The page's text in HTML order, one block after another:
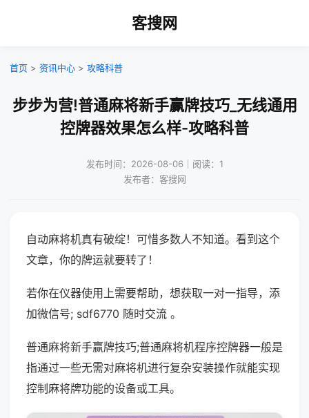
客搜网
首页 > 资讯中心 > 攻略科普
步步为营!普通麻将新手赢牌技巧_无线通用
控牌器效果怎么样-攻略科普
发布时间：2026-08-06｜阅读：1
发布者：客搜网
自动麻将机真有破绽！可惜多数人不知道。看到这个
文章，你的牌运就要转了！
若你在仪器使用上需要帮助，想获取一对一指导，添
加微信号; sdf6770 随时交流 。
普通麻将新手赢牌技巧;普通麻将机程序控牌器一般是
指通过一些无需对麻将机进行复杂安装操作就能实现
控制麻将牌功能的设备或工具。